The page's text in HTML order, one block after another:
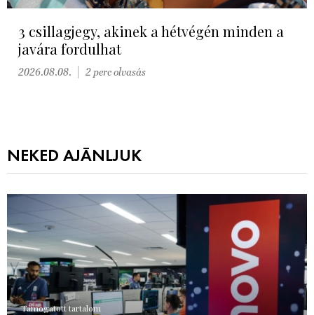
3 csillagjegy, akinek a hétvégén minden a
javára fordulhat
2026.08.08. 2 perc olvasás
NEKED AJÁNLJUK
Támogatott tartalom